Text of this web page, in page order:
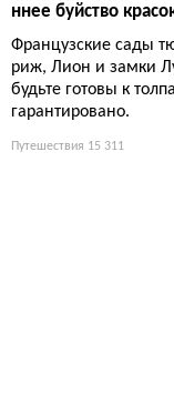
ннее буйство
Французские сады
риж, Лион и замки
будьте готовы к
гарантировано.
Путешествия 15 311